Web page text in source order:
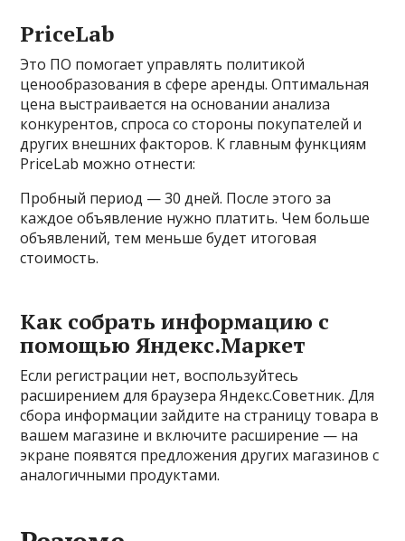
PriceLab
Это ПО помогает управлять политикой
ценообразования в сфере аренды. Оптимальная
цена выстраивается на основании анализа
конкурентов, спроса со стороны покупателей и
других внешних факторов. К главным функциям
PriceLab можно отнести:
Пробный период — 30 дней. После этого за
каждое объявление нужно платить. Чем больше
объявлений, тем меньше будет итоговая
стоимость.
Как собрать информацию с
помощью Яндекс.Маркет
Если регистрации нет, воспользуйтесь
расширением для браузера Яндекс.Советник. Для
сбора информации зайдите на страницу товара в
вашем магазине и включите расширение — на
экране появятся предложения других магазинов с
аналогичными продуктами.